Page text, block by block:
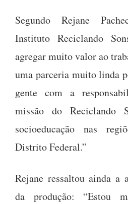
Segundo Rejane
Instituto Reciclando
agregar muito valor ao
uma parceria muito linda
gente com a
missão do Reciclando
socioeducação nas
Distrito Federal.”
Rejane ressaltou ainda a
da produção: “Estou